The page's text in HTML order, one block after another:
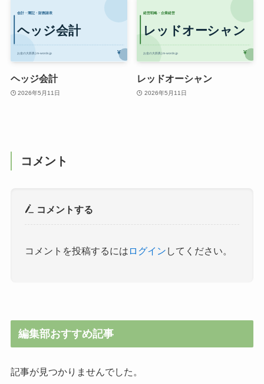
ヘッジ会計
2026年5月11日
レッドオーシャン
2026年5月11日
コメント
コメントする
コメントを投稿するには ログイン してください。
編集部おすすめ記事
記事が見つかりませんでした。